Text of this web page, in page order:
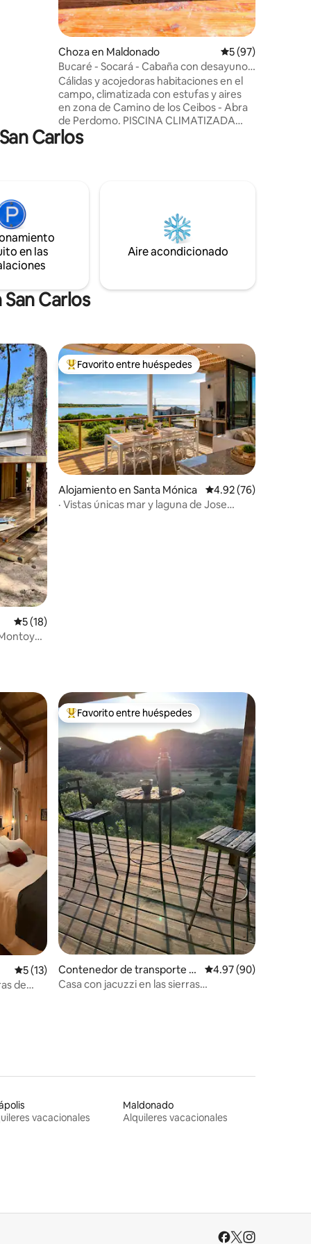
Choza en Maldonado Calificación
5 (97)
Bucaré - Socará - Cabaña con desayuno y
estufa
Cálidas y acojedoras habitaciones en el
campo, climatizada con estufas y aires
en zona de Camino de los Ceibos - Abra
de Perdomo. PISCINA CLIMATIZADA
disponible de Noviembre a Abril
Desayuno INCLUIDO en nuestro
adicional con costo extra. - A 20 min de
PDE, 35min de José Ignacio y 10min de
Solanas - Ropa de cama, toallas y
amenities incluidos
Carlos
en las
Aire acondicionado
Carlos
Calificación promedio: 5 de 5, 18 reseñas
5 (18)
Favorito entre huéspedes preferido
Favorito entre huéspedes
Alojamiento en Santa Mónica Calificación
4.92 (76)
· Vistas únicas mar y laguna de Jose
Calificación promedio: 5 de 5, 13 reseñas
5 (13)
de
Favorito entre huéspedes preferido
Favorito entre huéspedes
Contenedor de transporte e
n Aguas Blancas
Calificación
4.97 (90)
Casa con jacuzzi en las sierras
vacacionales
Maldonado
Alquileres vacacionales